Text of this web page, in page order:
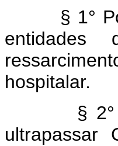
§ 1°
entidades
hospitalar.
§ 2° O
ultrapassar